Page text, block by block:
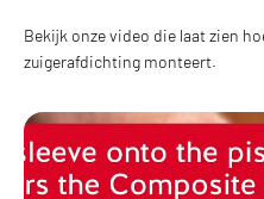
Bekijk onze video die laat zien
zuigerafdichting monteert.